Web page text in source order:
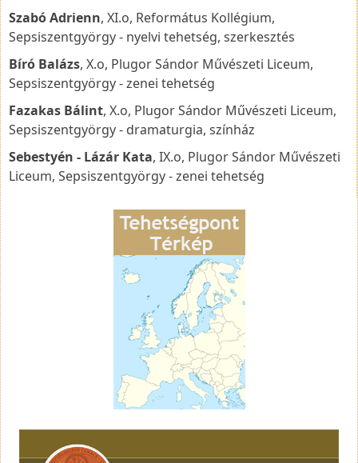
Szabó Adrienn, XI.o, Református Kollégium,
Sepsiszentgyörgy - nyelvi tehetség, szerkesztés
Bíró Balázs, X.o, Plugor Sándor Művészeti Liceum,
Sepsiszentgyörgy - zenei tehetség
Fazakas Bálint, X.o, Plugor Sándor Művészeti Liceum,
Sepsiszentgyörgy - dramaturgia, színház
Sebestyén - Lázár Kata, IX.o, Plugor Sándor Művészeti
Liceum, Sepsiszentgyörgy - zenei tehetség